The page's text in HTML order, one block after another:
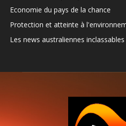
Economie du pays de la chance
Protection et atteinte à
Les news australiennes inclassables